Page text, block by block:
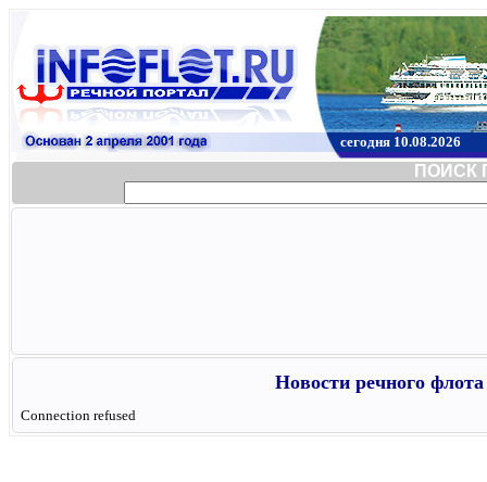
сегодня 10.08.2026
ПОИСК
Новости речного
Connection refused